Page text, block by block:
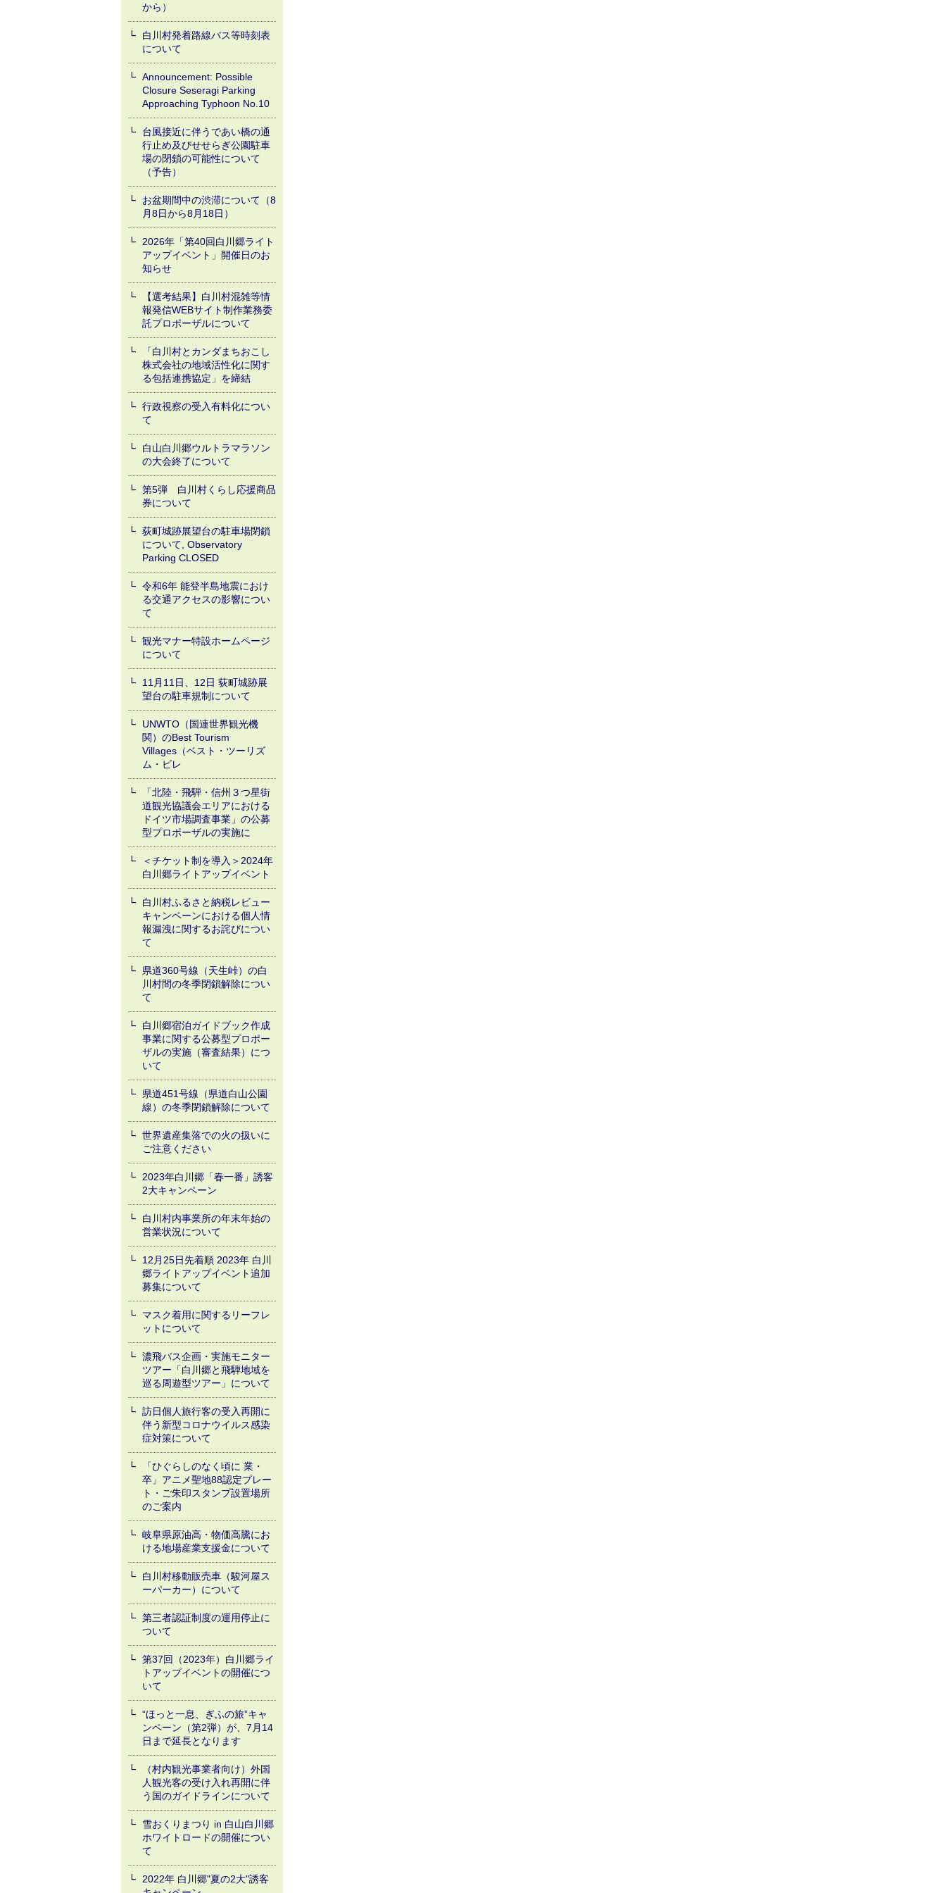
から）
白川村発着路線バス等時刻表
について
Announcement: Possible
Closure Seseragi Parking
Approaching Typhoon No.10
台風接近に伴うであい橋の通
行止め及びせせらぎ公園駐車
場の閉鎖の可能性について
（予告）
お盆期間中の渋滞について（8
月8日から8月18日）
2026年「第40回白川郷ライト
アップイベント」開催日のお
知らせ
【選考結果】白川村混雑等情
報発信WEBサイト制作業務委
託プロポーザルについて
「白川村とカンダまちおこし
株式会社の地域活性化に関す
る包括連携協定」を締結
行政視察の受入有料化につい
て
白山白川郷ウルトラマラソン
の大会終了について
第5弾 白川村くらし応援商品
券について
荻町城跡展望台の駐車場閉鎖
について, Observatory
Parking CLOSED
令和6年 能登半島地震におけ
る交通アクセスの影響につい
て
観光マナー特設ホームページ
について
11月11日、12日 荻町城跡展
望台の駐車規制について
UNWTO（国連世界観光機
関）のBest Tourism
Villages（ベスト・ツーリズ
ム・ビレ
「北陸・飛騨・信州３つ星街
道観光協議会エリアにおける
ドイツ市場調査事業」の公募
型プロポーザルの実施に
＜チケット制を導入＞2024年
白川郷ライトアップイベント
白川村ふるさと納税レビュー
キャンペーンにおける個人情
報漏洩に関するお詫びについ
て
県道360号線（天生峠）の白
川村間の冬季閉鎖解除につい
て
白川郷宿泊ガイドブック作成
事業に関する公募型プロポー
ザルの実施（審査結果）につ
いて
県道451号線（県道白山公園
線）の冬季閉鎖解除について
世界遺産集落での火の扱いに
ご注意ください
2023年白川郷「春一番」誘客
2大キャンペーン
白川村内事業所の年末年始の
営業状況について
12月25日先着順 2023年 白川
郷ライトアップイベント追加
募集について
マスク着用に関するリーフレ
ットについて
濃飛バス企画・実施モニター
ツアー「白川郷と飛騨地域を
巡る周遊型ツアー」について
訪日個人旅行客の受入再開に
伴う新型コロナウイルス感染
症対策について
「ひぐらしのなく頃に 業・
卒」アニメ聖地88認定プレー
ト・ご朱印スタンプ設置場所
のご案内
岐阜県原油高・物価高騰にお
ける地場産業支援金について
白川村移動販売車（駿河屋ス
ーパーカー）について
第三者認証制度の運用停止に
ついて
第37回（2023年）白川郷ライ
トアップイベントの開催につ
いて
“ほっと一息、ぎふの旅”キャ
ンペーン（第2弾）が、7月14
日まで延長となります
（村内観光事業者向け）外国
人観光客の受け入れ再開に伴
う国のガイドラインについて
雪おくりまつり in 白山白川郷
ホワイトロードの開催につい
て
2022年 白川郷"夏の2大"誘客